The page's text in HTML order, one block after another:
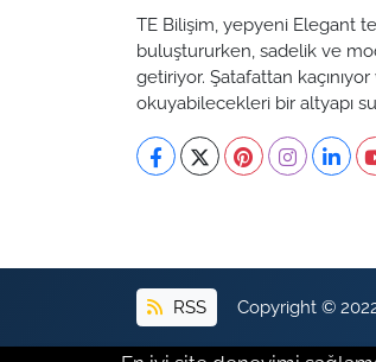
TE Bilişim, yepyeni Elegant
buluştururken, sadelik ve
getiriyor. Şatafattan
okuyabilecekleri bir altyapı
RSS Copyright ©